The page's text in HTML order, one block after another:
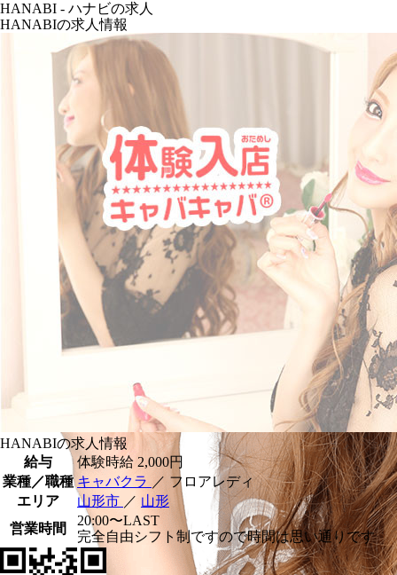
HANABI - ハナビの求人
HANABIの求人情報
HANABIの求人情報
給与
体験時給 2,000円
業種／職種 キャバクラ ／ フロアレディ
エリア
山形市 ／ 山形
営業時間
20:00〜LAST
完全自由シフト制ですので時間は思い通りです